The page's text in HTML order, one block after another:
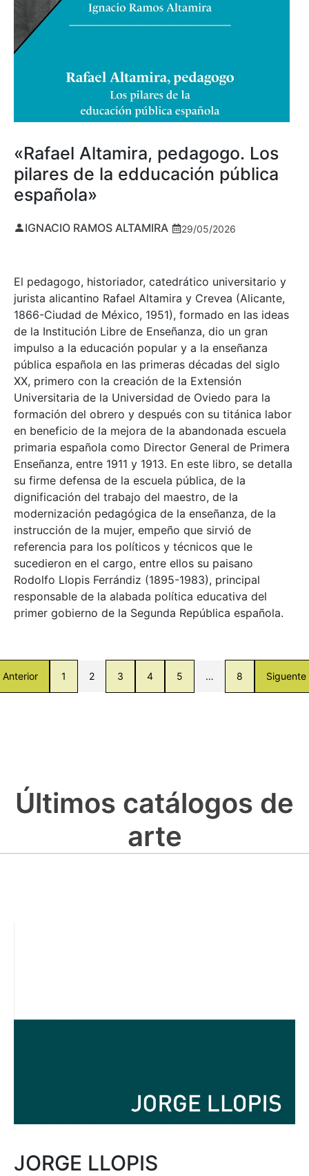
«Rafael Altamira, pedagogo. Los
pilares de la edducación pública
española»
IGNACIO RAMOS ALTAMIRA 29/05/2026
El pedagogo, historiador, catedrático universitario y
jurista alicantino Rafael Altamira y Crevea (Alicante,
1866-Ciudad de México, 1951), formado en las ideas
de la Institución Libre de Enseñanza, dio un gran
impulso a la educación popular y a la enseñanza
pública española en las primeras décadas del siglo
XX, primero con la creación de la Extensión
Universitaria de la Universidad de Oviedo para la
formación del obrero y después con su titánica labor
en beneficio de la mejora de la abandonada escuela
primaria española como Director General de Primera
Enseñanza, entre 1911 y 1913. En este libro, se detalla
su firme defensa de la escuela pública, de la
dignificación del trabajo del maestro, de la
modernización pedagógica de la enseñanza, de la
instrucción de la mujer, empeño que sirvió de
referencia para los políticos y técnicos que le
sucedieron en el cargo, entre ellos su paisano
Rodolfo Llopis Ferrándiz (1895-1983), principal
responsable de la alabada política educativa del
primer gobierno de la Segunda República española.
Anterior 1 2 3 4 5 … 8 Siguente
Últimos catálogos de
arte
JORGE LLOPIS